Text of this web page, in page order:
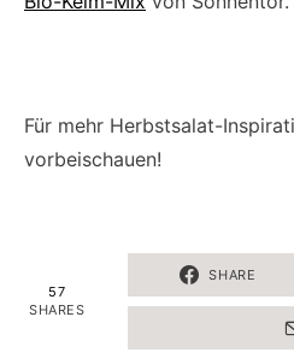
Für mehr Herbstsalat-
vorbeischauen!
57
SHARES
SHARE